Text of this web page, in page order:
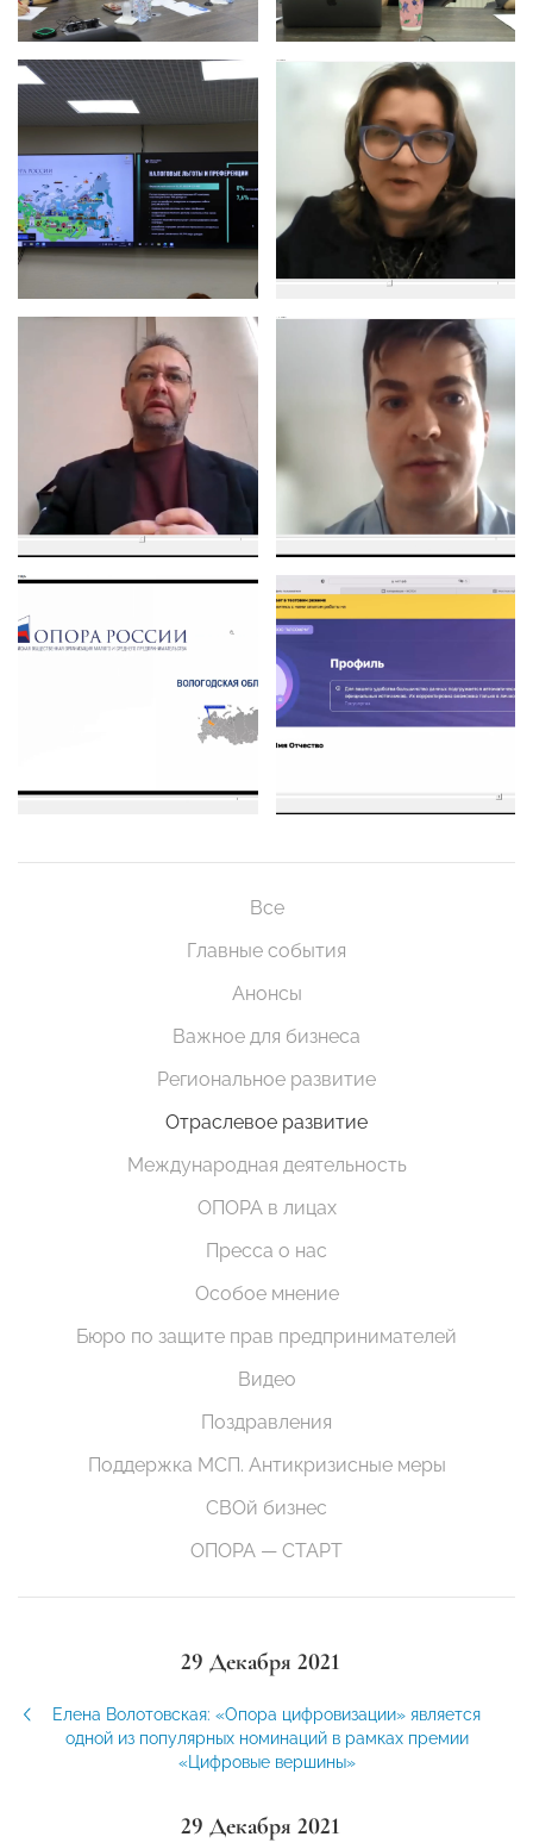
Все
Главные события
Анонсы
Важное для бизнеса
Региональное развитие
Отраслевое развитие
Международная деятельность
ОПОРА в лицах
Пресса о нас
Особое мнение
Бюро по защите прав предпринимателей
Видео
Поздравления
Поддержка МСП. Антикризисные меры
СВОй бизнес
ОПОРА — СТАРТ
29 Декабря 2021
Елена Волотовская: «Опора цифровизации» является
одной из популярных номинаций в рамках премии
«Цифровые вершины»
29 Декабря 2021